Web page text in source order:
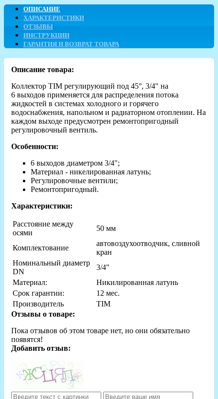
ОПИСАНИЕ
ХАРАКТЕРИСТИКИ
ОТЗЫВЫ
ИНСТРУКЦИИ
ГАРАНТИЯ И ВОЗВРАТ ТОВАРА
Описание товара:
Коллектор TIM регулирующий под 45°, 3/4" на
6 выходов применяется для распределения потока
жидкостей в системах холодного и горячего
водоснабжения, напольном и радиаторном отоплении. На
каждом выходе предусмотрен ремонтопригодный
регулировочный вентиль.
Особенности:
6 выходов диаметром 3/4";
Материал - никелированная латунь;
Регулировочные вентили;
Ремонтопригодный.
Характеристики:
Расстояние между
осями
50 мм
Комплектование
автовоздухоотводчик, сливной
кран
Номинальный диаметр
DN
3/4"
Материал:
Никилированная латунь
Срок гарантии:
12 мес.
Производитель
TIM
Отзывы о товаре:
Пока отзывов об этом товаре нет, но они обязательно
появятся!
Добавить отзыв: